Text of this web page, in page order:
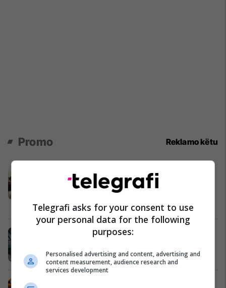
Promo Reklamo këtu
Super Viva sjell frymën e Bajramit
me kampanjën “Bajrami fillon në
Super Viva
Siguria nuk ka alternativë - zgjedh
Porsche Prishtina
Telegrafi asks for your consent to use
your personal data for the following
purposes:
Personalised advertising and content, advertising and
content measurement, audience research and
services development